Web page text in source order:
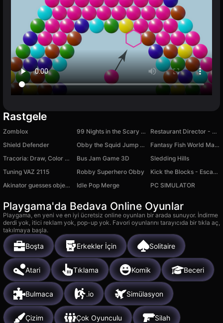
Rastgele
Zomblox 99 Nights in the Scary Forest!
Restaurant Director - FastFood 3D
Shield Defender
Obby the Squid Jump Rope
Fantasy Fish World Mahjong
Tracoria: Draw, Color & Match
Bus Jam Game 3D
Sledding Hills
Tuning VAZ 2115
Robby Superhero Obby
Kick the Blocks - Escape Memes and Collect Mutants
Akinator guesses objects
Idle Pop Merge PC SIMULATOR
Playgama'da Bedava Online Oyunlar
Playgama, en yeni ve en iyi ücretsiz online oyunları bir arada sunuyor. İndirme
derdi yok, itici reklam yok, pop-up yok. Favori oyunlarını tarayıcıda bir tıkla aç,
takılmaya başla.
Boşta Erkekler İçin Solitaire
Atari Tıklama Komik Beceri
Bulmaca .io Simülasyon
Çizim Çok Oyunculu Silah